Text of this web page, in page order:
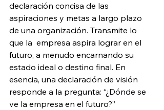
declaración concisa de las
aspiraciones y metas a largo plazo
de una organización. Transmite lo
que la  empresa aspira lograr en el
futuro, a menudo encarnando su
estado ideal o destino final. En
esencia, una declaración de visión
responde a la pregunta: “¿Dónde se
ve la empresa en el futuro?”